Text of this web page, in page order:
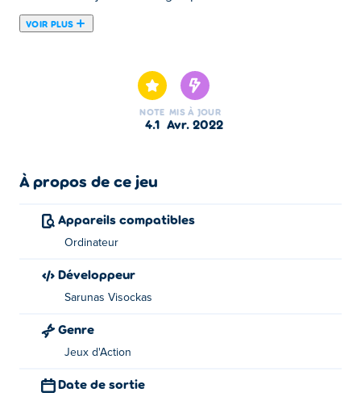
VOIR PLUS
survivants. Dans Nightpoint.io, tu fais déferler un déluge
de balles sur les morts-vivants. Attrape un fusil d'assaut
et améliore ta précision avant d'affronter la prochaine
NOTE
4.1
MIS À JOUR
avr. 2022
À propos de ce jeu
Appareils compatibles
Ordinateur
Développeur
Sarunas Visockas
Genre
Jeux d'Action
Date de sortie